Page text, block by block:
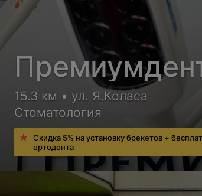
15.3 км • ул. Я.Коласа
Стоматология
Скидка 5% на установку брекетов +
ортодонта